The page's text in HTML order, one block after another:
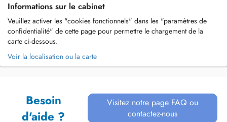
Informations sur le cabinet
Veuillez activer les "cookies fonctionnels" dans les "paramètres de
confidentialité" de cette page pour permettre le chargement de la
carte ci-dessous.
Voir la localisation ou la carte
Besoin
d'aide ?
Visitez notre page FAQ ou
contactez-nous